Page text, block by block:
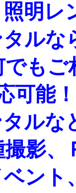
明レ
ルな
でも
可能
ルな
影、
ント